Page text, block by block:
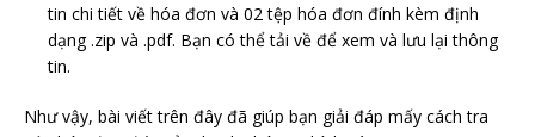
tin chi tiết về hóa đơn và 02 tệp hóa đơn đính kèm định
dạng .zip và .pdf. Bạn có thể tải về để xem và lưu lại thông
tin.
Như vậy, bài viết trên đây đã giúp bạn giải đáp mấy cách tra